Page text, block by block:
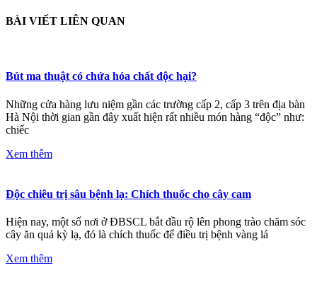
BÀI VIẾT LIÊN QUAN
Bút ma thuật có chứa hóa chất độc hại?
Những cửa hàng lưu niệm gần các trường cấp 2, cấp 3 trên địa bàn
Hà Nội thời gian gần đây xuất hiện rất nhiều món hàng “độc” như:
chiếc
Xem thêm
Độc chiêu trị sâu bệnh lạ: Chích thuốc cho cây cam
Hiện nay, một số nơi ở ĐBSCL bắt đầu rộ lên phong trào chăm sóc
cây ăn quả kỳ lạ, đó là chích thuốc để điều trị bệnh vàng lá
Xem thêm